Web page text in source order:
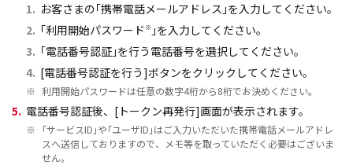
1. お客さまの｢携帯電話メールアドレス｣を入力してください。
2. ｢利用開始パスワード※ ｣を入力してください。
3. ｢電話番号認証｣を行う電話番号を選択してください。
4. [電話番号認証を行う]ボタンをクリックしてください。
※ 利用開始パスワードは任意の数字4桁から8桁でお決めください。
5. 電話番号認証後、[トークン再発行]画面が表示されます。
※
｢サービスID｣や｢ユーザID｣はご入力いただいた携帯電話メールアドレ
スへ送信しておりますので、メモ等を取っていただく必要はございま
せん。